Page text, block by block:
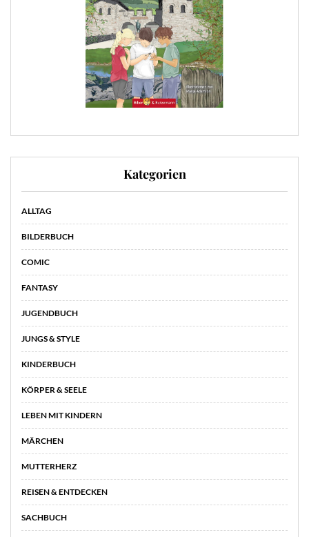
Kategorien
ALLTAG
BILDERBUCH
COMIC
FANTASY
JUGENDBUCH
JUNGS & STYLE
KINDERBUCH
KÖRPER & SEELE
LEBEN MIT KINDERN
MÄRCHEN
MUTTERHERZ
REISEN & ENTDECKEN
SACHBUCH